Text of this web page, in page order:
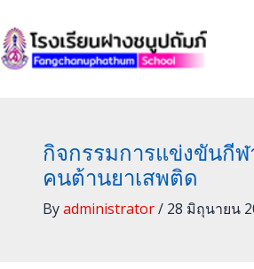
to
content
กิจกรรมการแข่งขันกี
คนต้านยาเสพติด
Byadministrator/ 28 มิถุนายน